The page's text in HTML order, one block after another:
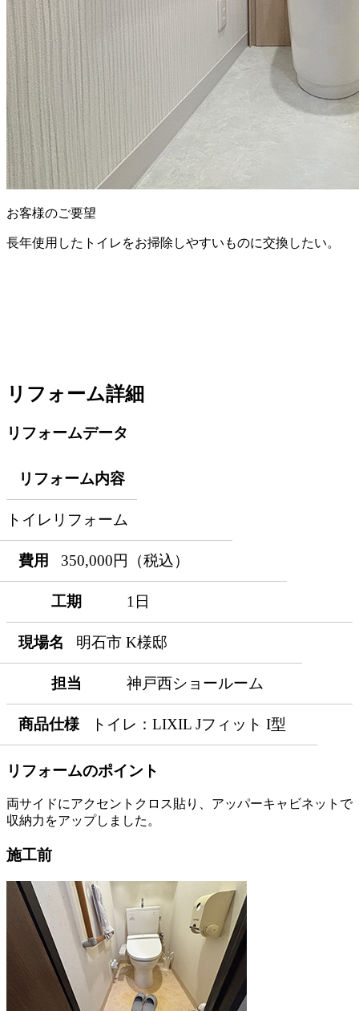
お客様のご要望
長年使用したトイレをお掃除しやすいものに交換したい。
リフォーム詳細
リフォームデータ
リフォーム内容
トイレリフォーム
費用 350,000円（税込）
工期 1日
現場名 明石市 K様邸
担当 神戸西ショールーム
商品仕様 トイレ：LIXIL Jフィット I型
リフォームのポイント
両サイドにアクセントクロス貼り、アッパーキャビネットで
収納力をアップしました。
施工前